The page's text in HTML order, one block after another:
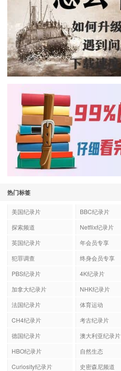
热门标签
美国纪录片 BBC纪录片
探索频道
Netflix纪录片
英国纪录片
年会员专享
犯罪调查
终身会员专享
PBS纪录片
4K纪录片
加拿大纪录片
NHK纪录片
法国纪录片
体育运动
CH4纪录片
考古纪录片
德国纪录片
澳大利亚纪录片
HBO纪录片
自然生态
Curiosity纪录片
史密森尼频道